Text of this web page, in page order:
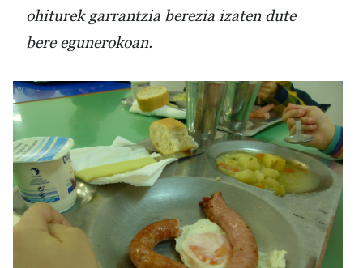
ohiturek garrantzia berezia izaten dute
bere egunerokoan.